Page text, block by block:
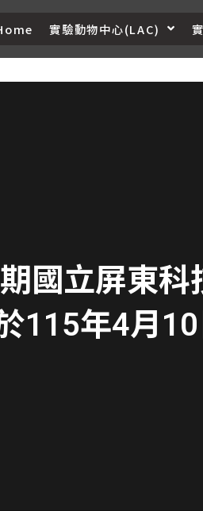
實驗動物中心(LAC)
國立屏東
115年4月